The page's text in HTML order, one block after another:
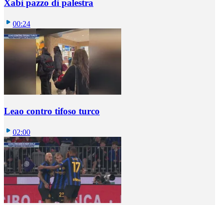
Xabi pazzo di palestra
00:24
Leao contro tifoso turco
02:00